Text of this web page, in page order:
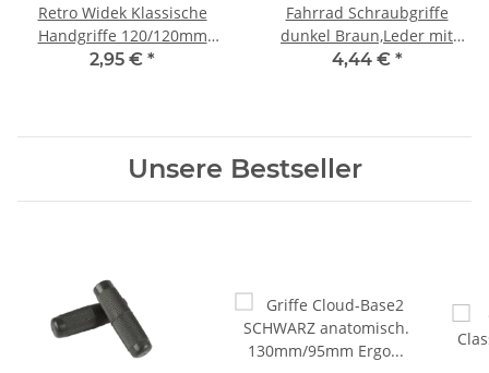
Retro Widek Klassische
Handgriffe 120/120mm
CREME EDITION
2,95 € *
Fahrrad Schraubgriffe
dunkel Braun,Leder mit
Sicherungsring
4,44 € *
Unsere Bestseller